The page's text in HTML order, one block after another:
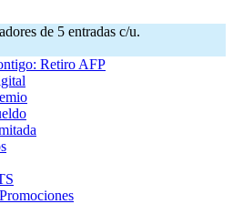
de 5 entradas c/u.
Retiro AFP